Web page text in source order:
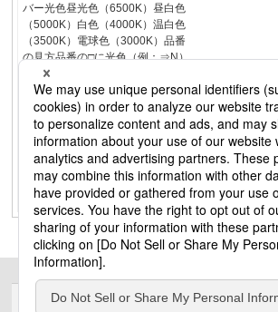
バー光色昼光色（6500K）昼白色
（5000K）白色（4000K）温白色
（3500K）電球色（3000K）品番
の見方品番の□に光色（例：⇒N）
を入れて品番を完成させてくださ
い。（例：直付XFX460XXNRS9）
直付XFX460XX□RS9■組合せ一覧
組合せ品名【器具本体
NNLK41511J＋ライトバー】適合
調光器（コントローラ）67頁設置
上のご注意67頁DALI-2対応商品に
ついて418頁定格出力型（LA・
LR）（ライトバー）ライトバー
サイトのご利用にあたって クッキーポリシー